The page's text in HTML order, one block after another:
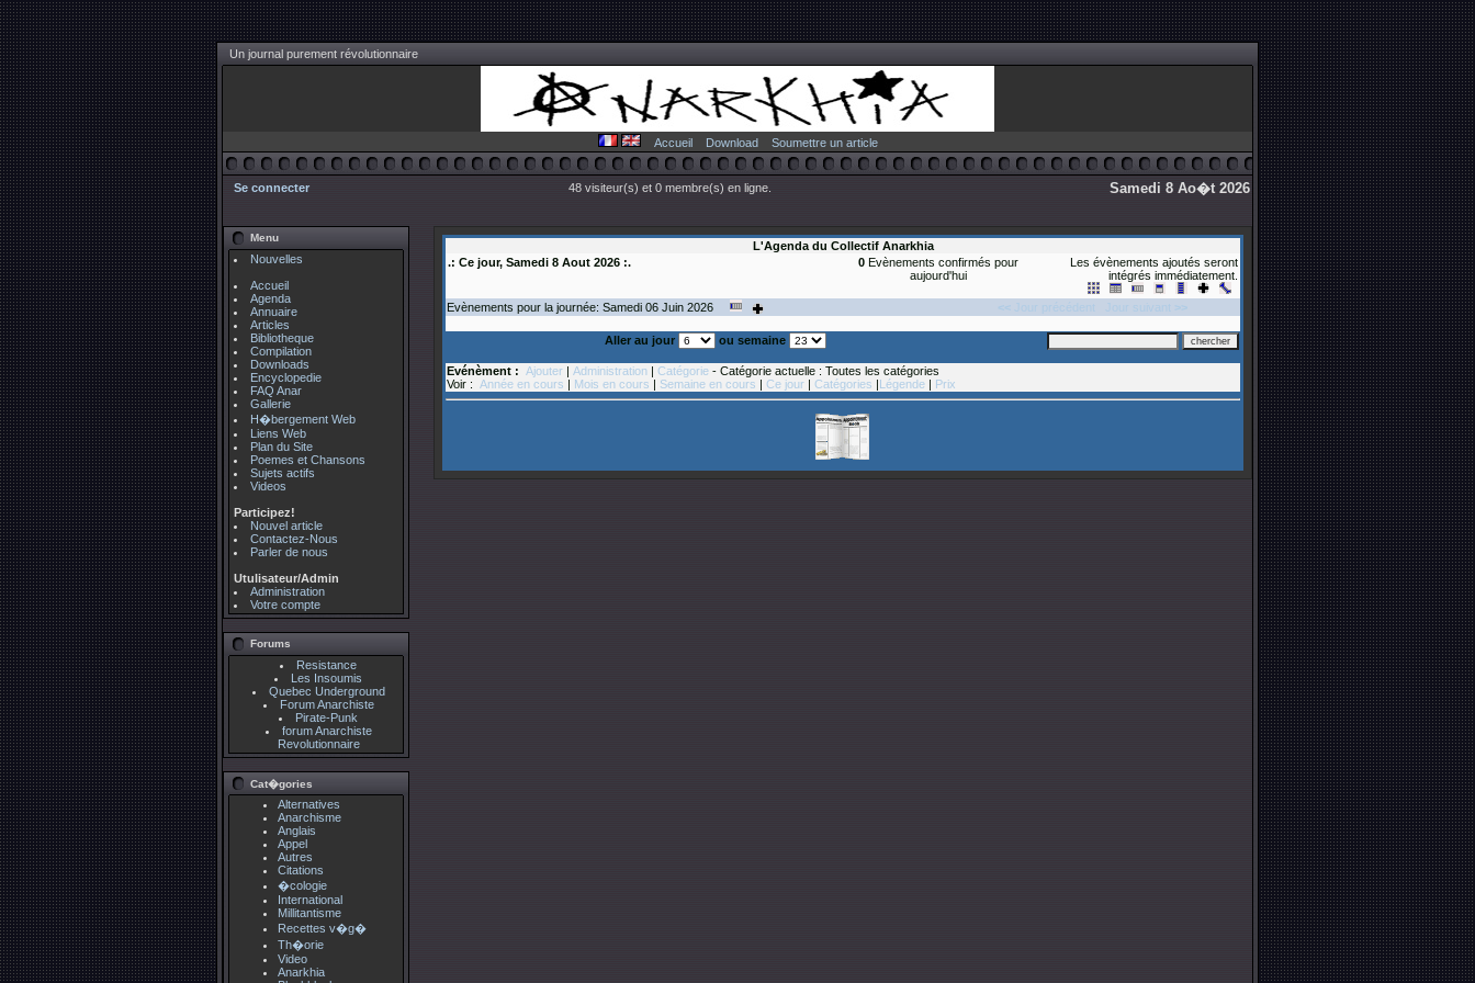
Un journal purement révolutionnaire
Accueil Download Soumettre un article
Se connecter 48 visiteur(s) et 0 membre(s) en ligne. Samedi 8 Ao�t 2026
Menu
Nouvelles
Accueil
Agenda
Annuaire
Articles
Bibliotheque
Compilation
Downloads
Encyclopedie
FAQ Anar
Gallerie
H�bergement Web
Liens Web
Plan du Site
Poemes et Chansons
Sujets actifs
Videos
Participez!
Nouvel article
Contactez-Nous
Parler de nous
Utulisateur/Admin
Administration
Votre compte
Forums
Resistance
Les Insoumis
Quebec Underground
Forum Anarchiste
Pirate-Punk
forum Anarchiste
Revolutionnaire
Cat�gories
Alternatives
Anarchisme
Anglais
Appel
Autres
Citations
�cologie
International
Millitantisme
Recettes v�g�
Th�orie
Video
Anarkhia
L'Agenda du Collectif Anarkhia
.: Ce jour, Samedi 8 Aout 2026 :.
0Evènements confirmés pour
aujourd'hui
Les évènements ajoutés seront
intégrés immédiatement.
Evènements pour la journée: Samedi 06 Juin 2026 << Jour précédent Jour suivant >>
Aller au jour ou semaine
Evénèment : Ajouter | Administration | Catégorie - Catégorie actuelle : Toutes les catégories
Voir : Année en cours | Mois en cours | Semaine en cours | Ce jour | Catégories |Légende | Prix